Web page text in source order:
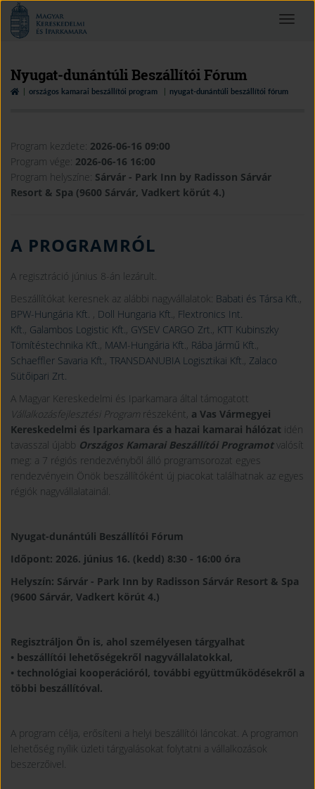
Magyar
Kereskedelmi
és
Toggle
Nyugat-dunántúli Beszállítói Fórum
országos kamarai beszállítói program nyugat-dunántúli beszállítói fórum
Program kezdete: 2026-06-16 09:00
Program vége: 2026-06-16 16:00
Program helyszíne: Sárvár - Park Inn by Radisson Sárvár
Resort & Spa (9600 Sárvár, Vadkert körút 4.)
A PROGRAMRÓL
A regisztráció június 8-án lezárult.
Beszállítókat keresnek az alábbi nagyvállalatok: Babati és Társa Kft.,
BPW-Hungária Kft. , Doll Hungaria Kft., Flextronics Int.
Kft., Galambos Logistic Kft., GYSEV CARGO Zrt., KTT Kubinszky
Tömítéstechnika Kft., MAM-Hungária Kft., Rába Jármű Kft.,
Schaeffler Savaria Kft., TRANSDANUBIA Logisztikai Kft., Zalaco
Sütőipari Zrt.
A Magyar Kereskedelmi és Iparkamara által támogatott
Vállalkozásfejlesztési Program részeként, a Vas Vármegyei
Kereskedelmi és Iparkamara és a hazai kamarai hálózat idén
tavasszal újabb Országos Kamarai Beszállítói Programotvalósít
meg: a 7 régiós rendezvényből álló programsorozat egyes
rendezvényein Önök beszállítóként új piacokat találhatnak az egyes
régiók nagyvállalatainál.
Nyugat-dunántúli Beszállítói Fórum
Időpont: 2026. június 16. (kedd) 8:30 - 16:00 óra
Helyszín: Sárvár - Park Inn by Radisson Sárvár Resort & Spa
(9600 Sárvár, Vadkert körút 4.)
Regisztráljon Ön is, ahol személyesen tárgyalhat
• beszállítói lehetőségekről nagyvállalatokkal,
• technológiai kooperációról, további együttműködésekről a
többi beszállítóval.
A program célja, erősíteni a helyi beszállítói láncokat. A programon
lehetőség nyílik üzleti tárgyalásokat folytatni a vállalkozások
beszerzőivel.